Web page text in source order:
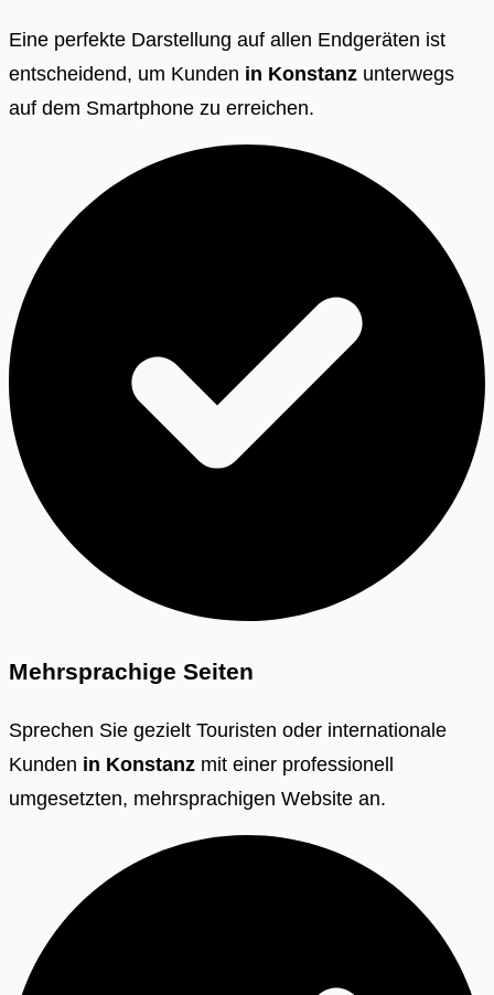
Eine perfekte Darstellung auf allen Endgeräten ist
entscheidend, um Kunden in Konstanz unterwegs
auf dem Smartphone zu erreichen.
Mehrsprachige Seiten
Sprechen Sie gezielt Touristen oder internationale
Kunden in Konstanz mit einer professionell
umgesetzten, mehrsprachigen Website an.